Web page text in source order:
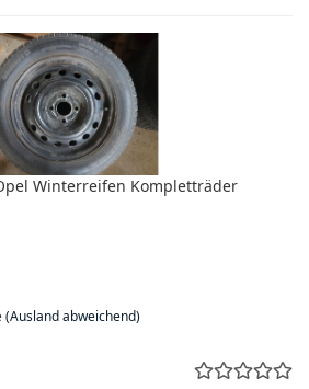
Winterreifen Kompletträder
(Ausland abweichend)